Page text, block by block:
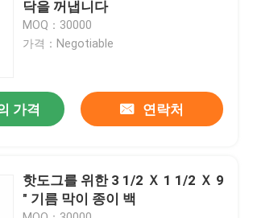
용 컵
라스틱 식품
닥을 꺼냅니다
MOQ：30000
가격：Negotiable
가격 연락처
핫도그를 위한 3 1/2 Ｘ 1 1/2 Ｘ 9
" 기름 막이 종이 백